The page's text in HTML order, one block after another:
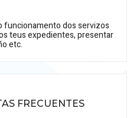
funcionamento dos servizos
teus expedientes, presentar
etc.
FRECUENTES